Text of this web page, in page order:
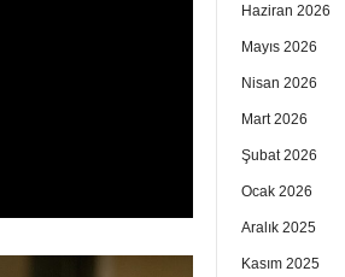
Haziran 2026
Mayıs 2026
Nisan 2026
Mart 2026
Şubat 2026
Ocak 2026
Aralık 2025
Kasım 2025